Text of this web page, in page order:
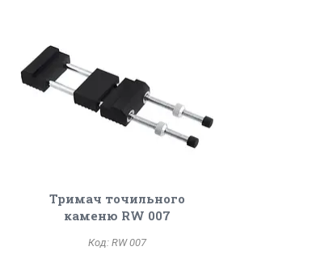
Тримач точильного
каменю RW 007
RW 007